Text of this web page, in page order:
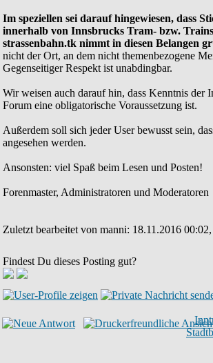
Im speziellen sei darauf hingewiesen, dass
innerhalb von Innsbrucks Tram- bzw.
strassenbahn.tk nimmt in diesen Belangen
nicht der Ort, an dem nicht themenbezogene
Gegenseitiger Respekt ist unabdingbar.
Wir weisen auch darauf hin, dass Kenntnis der
Forum eine obligatorische Voraussetzung ist.
Außerdem soll sich jeder User bewusst sein,
angesehen werden.
Ansonsten: viel Spaß beim Lesen und Posten!
Forenmaster, Administratoren und Moderatoren
Zuletzt bearbeitet von manni: 18.11.2016
Findest Du dieses Posting gut?